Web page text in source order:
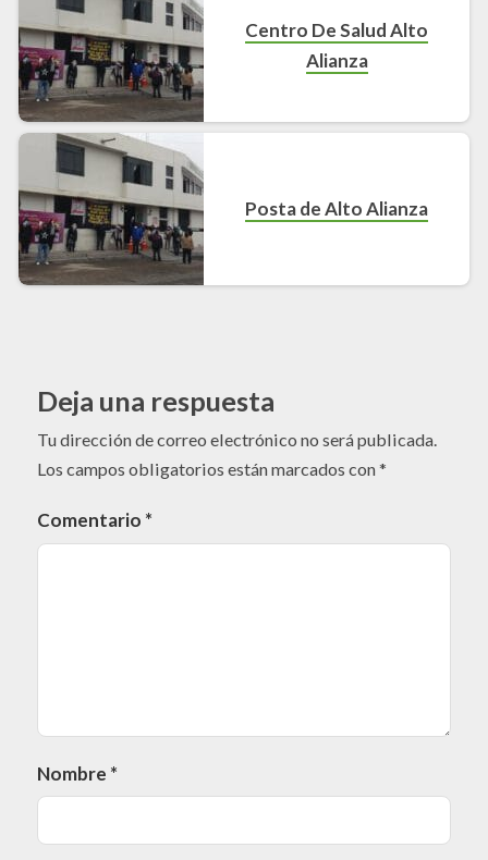
Centro De Salud Alto
Alianza
Posta de Alto Alianza
Deja una respuesta
Tu dirección de correo electrónico no será publicada.
Los campos obligatorios están marcados con*
Comentario *
Nombre *